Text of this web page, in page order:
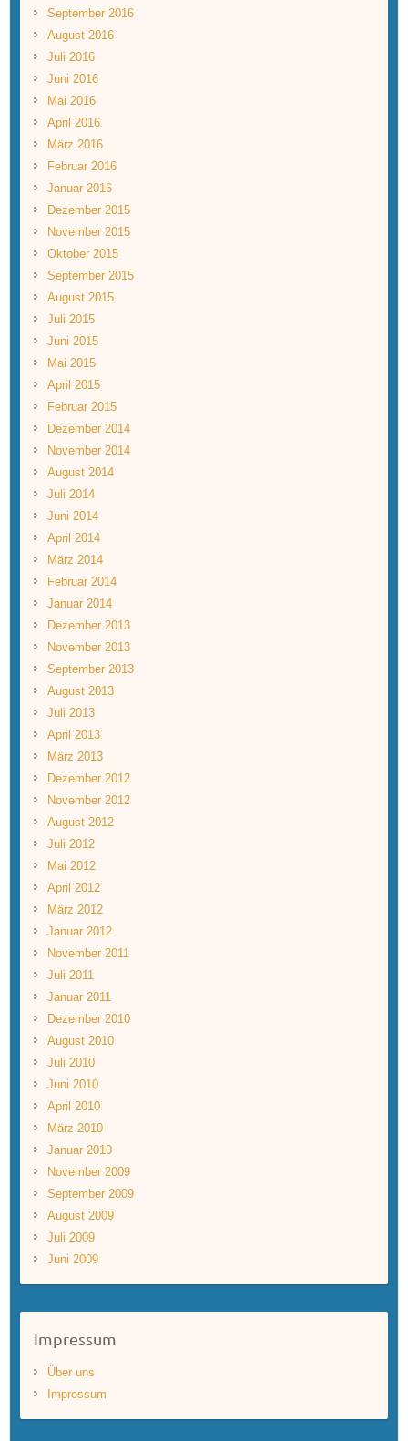
September 2016
August 2016
Juli 2016
Juni 2016
Mai 2016
April 2016
März 2016
Februar 2016
Januar 2016
Dezember 2015
November 2015
Oktober 2015
September 2015
August 2015
Juli 2015
Juni 2015
Mai 2015
April 2015
Februar 2015
Dezember 2014
November 2014
August 2014
Juli 2014
Juni 2014
April 2014
März 2014
Februar 2014
Januar 2014
Dezember 2013
November 2013
September 2013
August 2013
Juli 2013
April 2013
März 2013
Dezember 2012
November 2012
August 2012
Juli 2012
Mai 2012
April 2012
März 2012
Januar 2012
November 2011
Juli 2011
Januar 2011
Dezember 2010
August 2010
Juli 2010
Juni 2010
April 2010
März 2010
Januar 2010
November 2009
September 2009
August 2009
Juli 2009
Juni 2009
Impressum
Über uns
Impressum